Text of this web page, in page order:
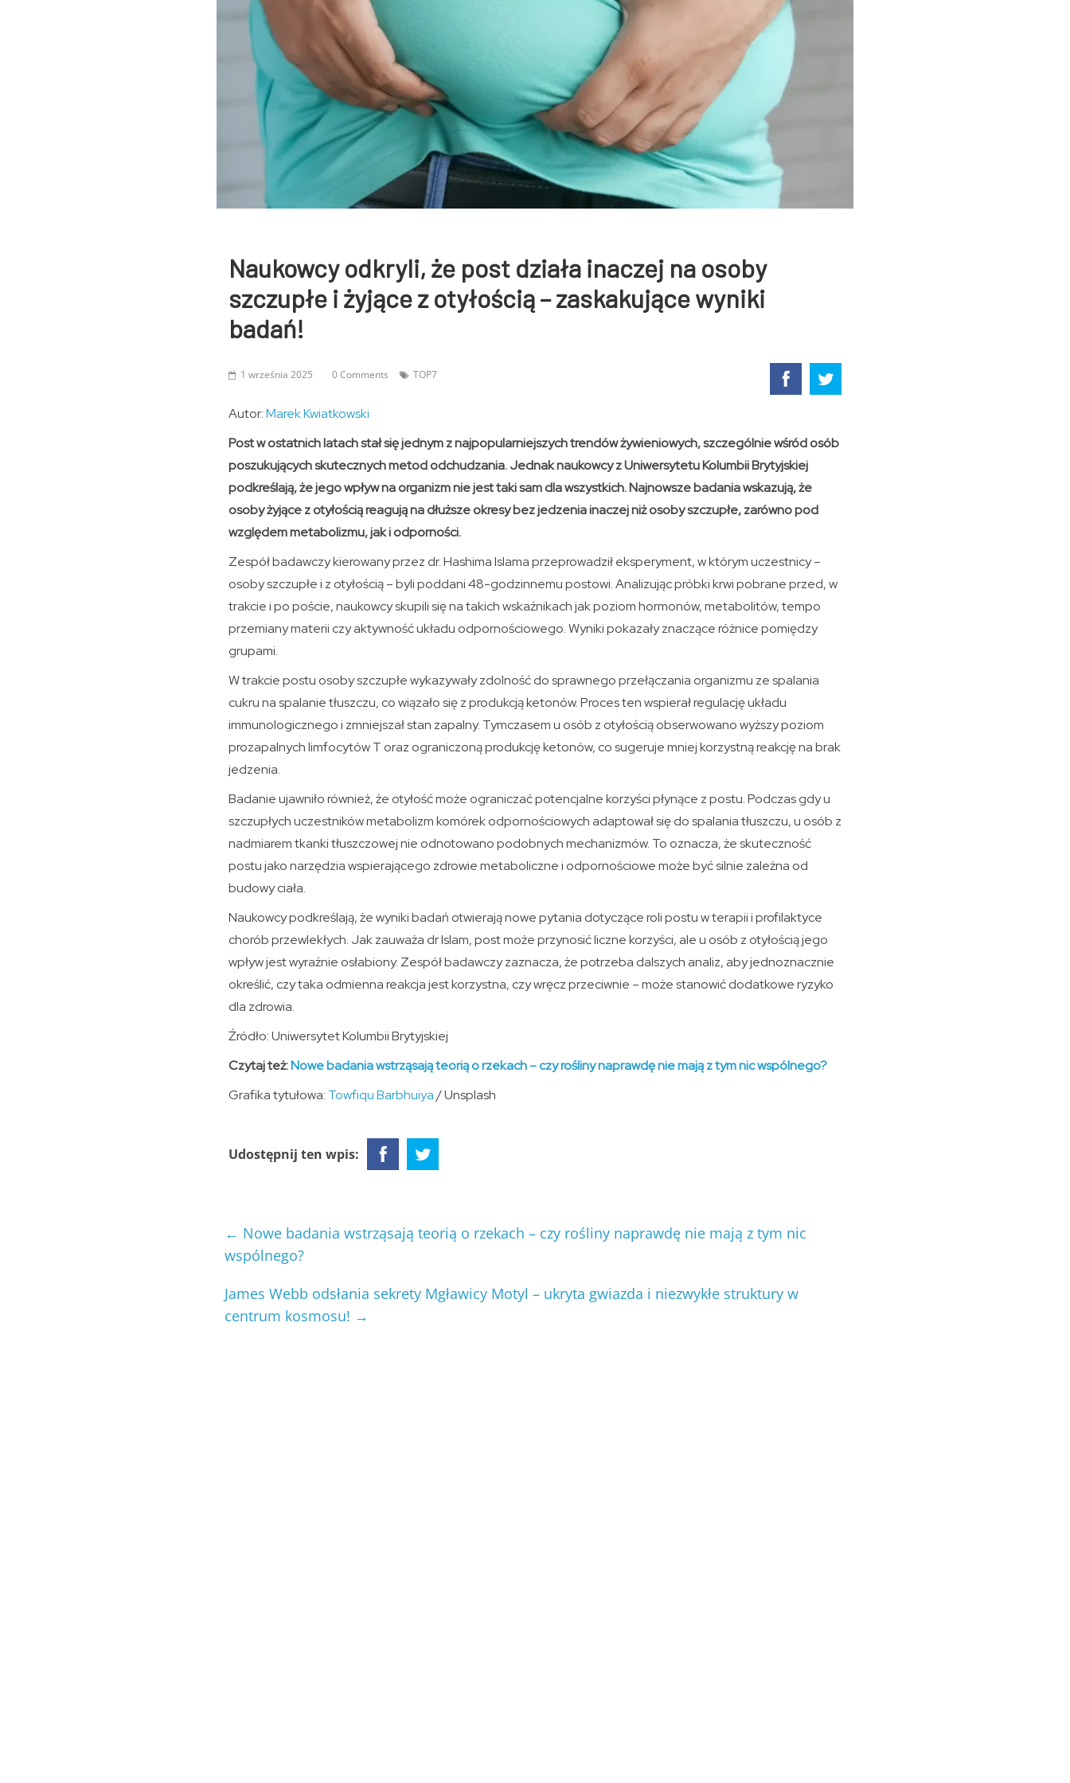
Naukowcy odkryli, że post działa inaczej na osoby
szczupłe i żyjące z otyłością – zaskakujące wyniki
badań!
1 września 2025 0 Comments TOP7
Autor:Marek Kwiatkowski
Post w ostatnich latach stał się jednym z najpopularniejszych trendów żywieniowych, szczególnie wśród osób
poszukujących skutecznych metod odchudzania. Jednak naukowcy z Uniwersytetu Kolumbii Brytyjskiej
podkreślają, że jego wpływ na organizm nie jest taki sam dla wszystkich. Najnowsze badania wskazują, że
osoby żyjące z otyłością reagują na dłuższe okresy bez jedzenia inaczej niż osoby szczupłe, zarówno pod
względem metabolizmu, jak i odporności.
Zespół badawczy kierowany przez dr. Hashima Islama przeprowadził eksperyment, w którym uczestnicy –
osoby szczupłe i z otyłością – byli poddani 48-godzinnemu postowi. Analizując próbki krwi pobrane przed, w
trakcie i po poście, naukowcy skupili się na takich wskaźnikach jak poziom hormonów, metabolitów, tempo
przemiany materii czy aktywność układu odpornościowego. Wyniki pokazały znaczące różnice pomiędzy
grupami.
W trakcie postu osoby szczupłe wykazywały zdolność do sprawnego przełączania organizmu ze spalania
cukru na spalanie tłuszczu, co wiązało się z produkcją ketonów. Proces ten wspierał regulację układu
immunologicznego i zmniejszał stan zapalny. Tymczasem u osób z otyłością obserwowano wyższy poziom
prozapalnych limfocytów T oraz ograniczoną produkcję ketonów, co sugeruje mniej korzystną reakcję na brak
jedzenia.
Badanie ujawniło również, że otyłość może ograniczać potencjalne korzyści płynące z postu. Podczas gdy u
szczupłych uczestników metabolizm komórek odpornościowych adaptował się do spalania tłuszczu, u osób z
nadmiarem tkanki tłuszczowej nie odnotowano podobnych mechanizmów. To oznacza, że skuteczność
postu jako narzędzia wspierającego zdrowie metaboliczne i odpornościowe może być silnie zależna od
budowy ciała.
Naukowcy podkreślają, że wyniki badań otwierają nowe pytania dotyczące roli postu w terapii i profilaktyce
chorób przewlekłych. Jak zauważa dr Islam, post może przynosić liczne korzyści, ale u osób z otyłością jego
wpływ jest wyraźnie osłabiony. Zespół badawczy zaznacza, że potrzeba dalszych analiz, aby jednoznacznie
określić, czy taka odmienna reakcja jest korzystna, czy wręcz przeciwnie – może stanowić dodatkowe ryzyko
dla zdrowia.
Źródło: Uniwersytet Kolumbii Brytyjskiej
Czytaj też:Nowe badania wstrząsają teorią o rzekach – czy rośliny naprawdę nie mają z tym nic wspólnego?
Grafika tytułowa: Towfiqu Barbhuiya/ Unsplash
Udostępnij ten wpis:
← Nowe badania wstrząsają teorią o rzekach – czy rośliny naprawdę nie mają z tym nic
wspólnego?
James Webb odsłania sekrety Mgławicy Motyl – ukryta gwiazda i niezwykłe struktury w
centrum kosmosu! →